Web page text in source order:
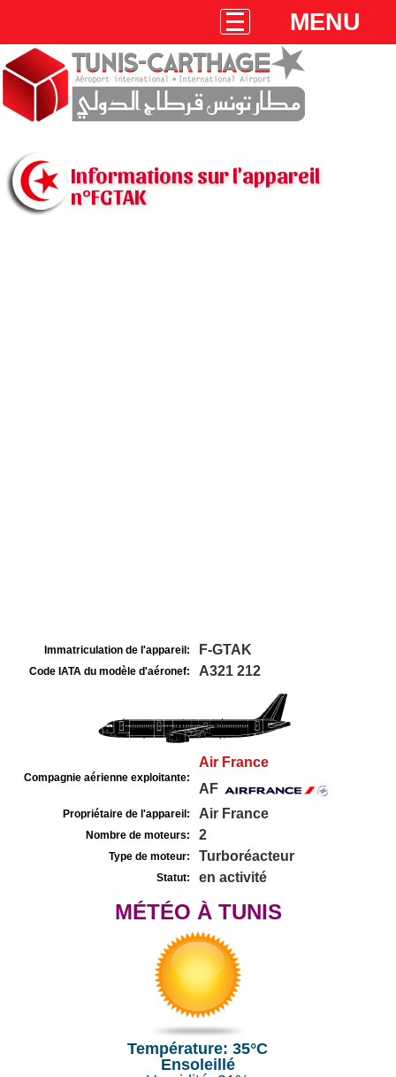
MENU
Informations sur l'appareil
n°FGTAK
Immatriculation de l'appareil: F-GTAK
Code IATA du modèle d'aéronef: A321 212
Compagnie aérienne exploitante:
Air France
AF
Propriétaire de l'appareil: Air France
Nombre de moteurs: 2
Type de moteur: Turboréacteur
Statut: en activité
MÉTÉO À TUNIS
Température: 35°C
Ensoleillé